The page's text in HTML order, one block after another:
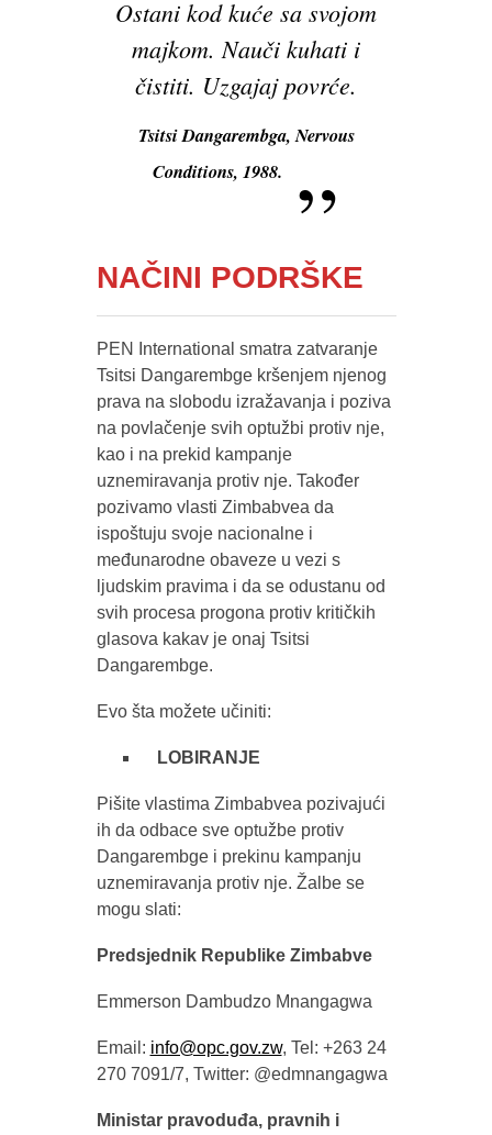
Ostani kod kuće sa svojom
majkom. Nauči kuhati i
čistiti. Uzgajaj povrće.
Tsitsi Dangarembga,Nervous
Conditions, 1988.
NAČINI PODRŠKE
PEN International smatra zatvaranje
Tsitsi Dangarembge kršenjem njenog
prava na slobodu izražavanja i poziva
na povlačenje svih optužbi protiv nje,
kao i na prekid kampanje
uznemiravanja protiv nje. Također
pozivamo vlasti Zimbabvea da
ispoštuju svoje nacionalne i
međunarodne obaveze u vezi s
ljudskim pravima i da se odustanu od
svih procesa progona protiv kritičkih
glasova kakav je onaj Tsitsi
Dangarembge.
Evo šta možete učiniti:
LOBIRANJE
Pišite vlastima Zimbabvea pozivajući
ih da odbace sve optužbe protiv
Dangarembge i prekinu kampanju
uznemiravanja protiv nje. Žalbe se
mogu slati:
Predsjednik Republike Zimbabve
Emmerson Dambudzo Mnangagwa
Email: info@opc.gov.zw, Tel: +263 24
270 7091/7, Twitter: @edmnangagwa
Ministar pravoduđa, pravnih i